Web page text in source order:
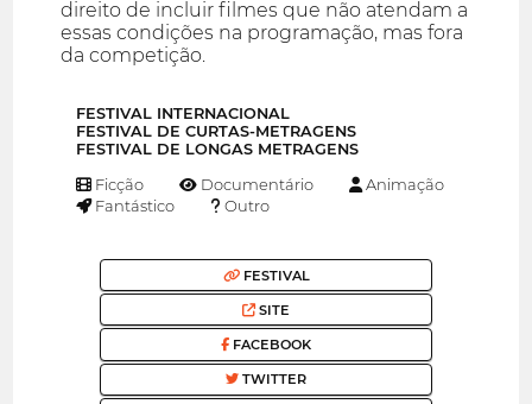
direito de incluir filmes que não atendam a
essas condições na programação, mas fora
da competição.
FESTIVAL INTERNACIONAL
FESTIVAL DE CURTAS-METRAGENS
FESTIVAL DE LONGAS METRAGENS
Ficção Documentário
Animação
Fantástico
Outro
FESTIVAL
SITE
FACEBOOK
TWITTER